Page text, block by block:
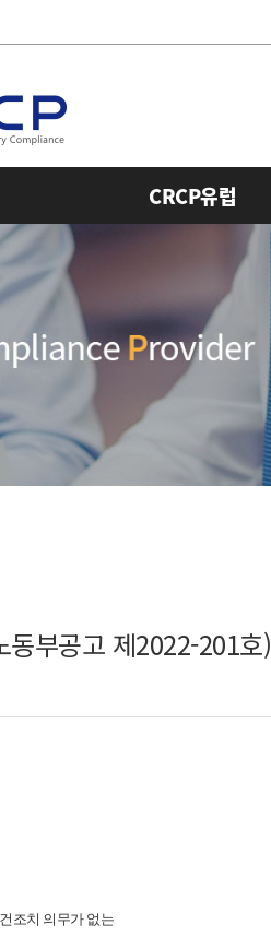
CRCP유럽
동부공고 제2022-201호)
조치 의무가 없는